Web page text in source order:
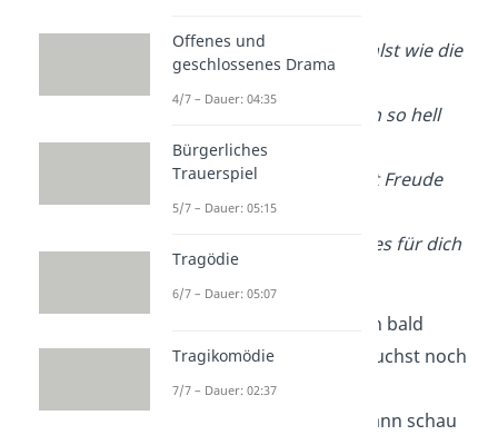
Liebe Oma, du strahlst wie die
machst unser Leben so hell
und voller Wonne.
Heute feiern wir mit Freude
und Gesang,
den Tag, an dem alles für dich
Dein Opa hat auch bald
Geburtstag und du brauchst noch
einen perfekten
Geburtstagsspruch? Dann schau
Offenes und
geschlossenes Drama
4/7 – Dauer: 04:35
Bürgerliches
Trauerspiel
5/7 – Dauer: 05:15
Tragödie
6/7 – Dauer: 05:07
Tragikomödie
7/7 – Dauer: 02:37